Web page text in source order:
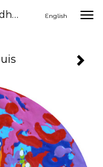
Wieteke Hendrikx - Klodder Stadhuis English